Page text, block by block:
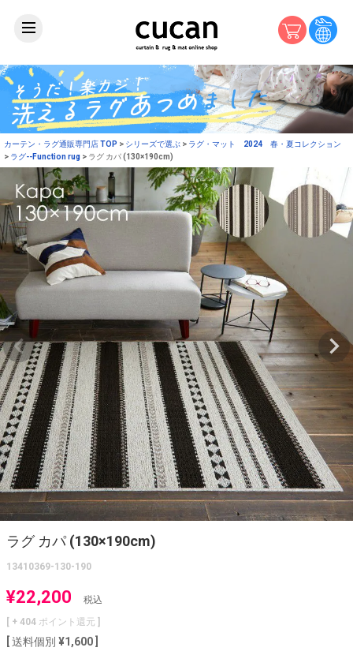
カーテン・ラグ通販専門店 TOP シリーズで選ぶ
ラグ・マット 2024 春・夏コレクション
ラグ--Function rug
ラグ カパ (130×190cm)
ラグ カパ (130×190cm)
13410369-130-190
¥22,200
税込
[ + 404 ポイント還元 ]
送料個別 ¥1,600